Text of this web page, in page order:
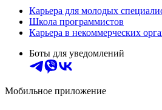
Карьера для молодых
Школа программистов
Карьера в некоммерческих
Боты для уведомлений
Мобильное приложение